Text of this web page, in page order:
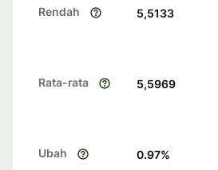
Rendah 5,5133
Rata-rata 5,5969
Ubah 0.97%